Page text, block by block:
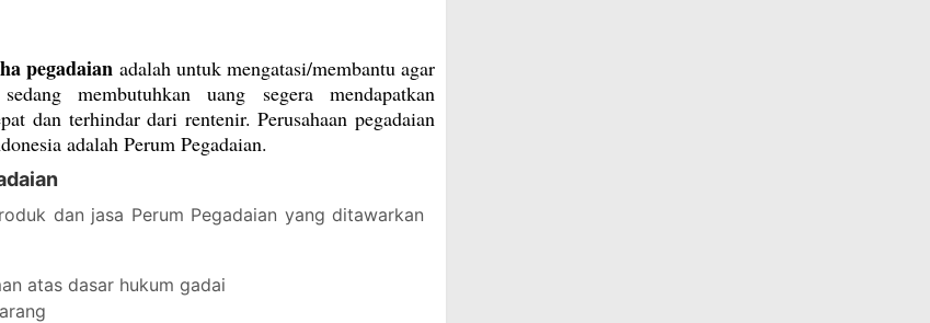
pegadaian adalah untuk mengatasi/membantu agar
membutuhkan uang segera mendapatkan
dan terhindar dari rentenir. Perusahaan pegadaian
adalah Perum Pegadaian.
dan jasa Perum Pegadaian yang ditawarkan
atas dasar hukum gadai